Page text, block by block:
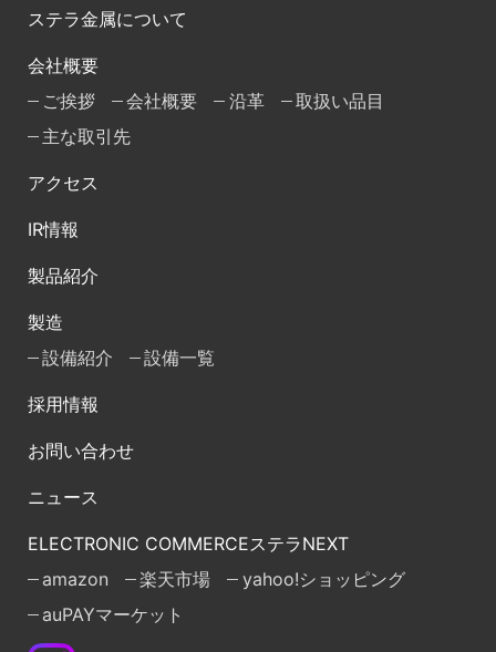
ステラ金属について
会社概要
ご挨拶
会社概要 沿革
取扱い品目
主な取引先
アクセス
IR情報
製品紹介
製造
設備紹介
設備一覧
採用情報
お問い合わせ
ニュース
ELECTRONIC COMMERCEステラNEXT
amazon
楽天市場
yahoo!ショッピング
auPAYマーケット